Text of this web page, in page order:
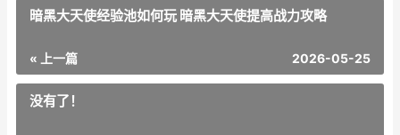
暗黑大天使经验池如何玩 暗黑大天使提高战力攻略
« 上一篇 2026-05-25
没有了！